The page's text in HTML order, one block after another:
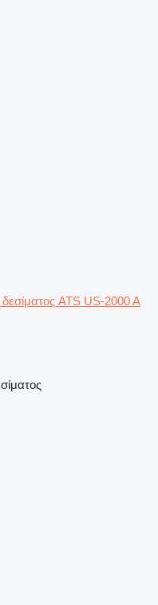
ATS US-2000 A